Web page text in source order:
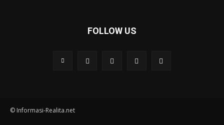
FOLLOW US
© Informasi-Realita.net